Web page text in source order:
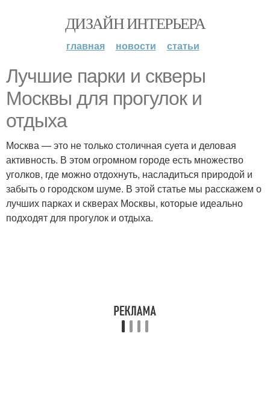
ДИЗАЙН ИНТЕРЬЕРА
главная новости статьи
Лучшие парки и скверы
Москвы для прогулок и
отдыха
Москва — это не только столичная суета и деловая
активность. В этом огромном городе есть множество
уголков, где можно отдохнуть, насладиться природой и
забыть о городском шуме. В этой статье мы расскажем о
лучших парках и скверах Москвы, которые идеально
подходят для прогулок и отдыха.